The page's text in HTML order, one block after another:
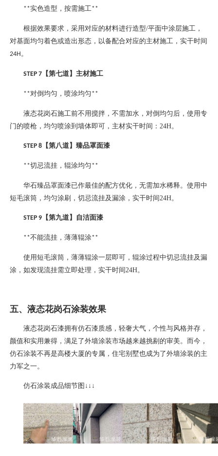
**实色造型，按需施工**
根据效果要求，采用对应的材料进行造型/平面中涂层施工，
对基面均匀着色或造出形态，以备配合对应的主材施工，实干时间
24H。
STEP 7 【第七道】主材施工
**对倒均匀，喷涂均匀**
液态花岗石施工前不用搅拌，不需加水，对倒均匀后，使用专
门的喷枪，均匀喷涂到墙体即可，主材实干时间： 24H。
STEP 8 【第八道】臻品罩面漆
**切忌流挂，辊涂均匀**
华石臻品罩面漆已作最佳的配方优化，无需加水稀释。使用中
短毛滚筒，均匀涂刷，切忌流挂及漏涂，实干时间24H。
STEP 9 【第九道】自洁面漆
**不能流挂，薄薄辊涂**
使用短毛滚筒，薄薄辊涂一层即可，辊涂过程中切忌流挂及漏
涂，如发现流挂需立即处理，实干时间24H。
五、液态花岗石涂装效果
液态花岗石漆拥有仿石漆质感，轻奢大气，个性与风格并存，
颜值和实用兼得，满足了外墙涂装市场越来越挑剔的审美。而今，
仿石涂装不再是高楼大厦的专属，住宅别墅也成为了外墙涂装的主
力军之一。
仿石涂装成品细节图 ↓↓↓